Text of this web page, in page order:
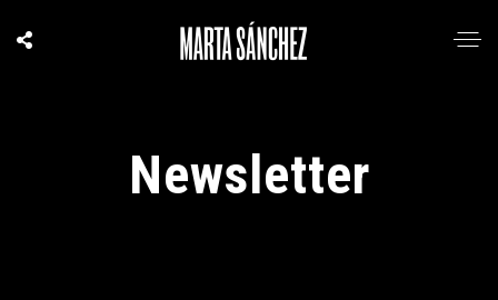
Newsletter